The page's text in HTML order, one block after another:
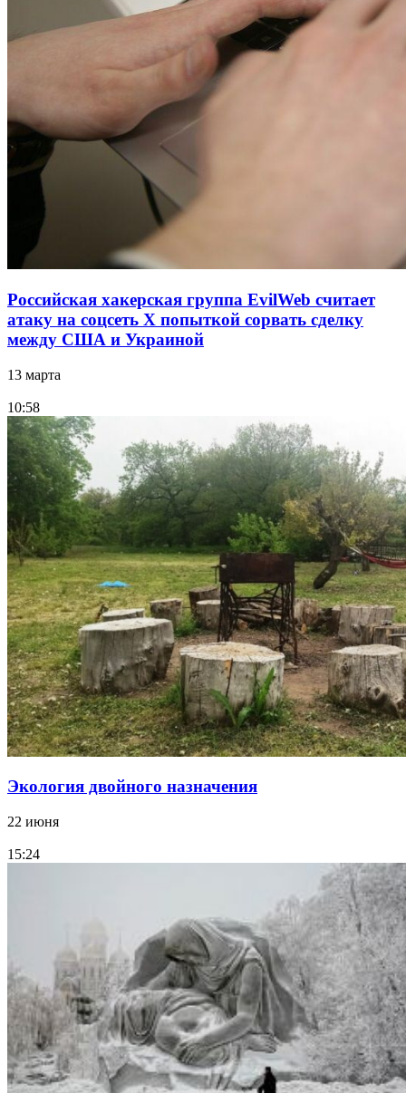
Российская хакерская группа EvilWeb считает
атаку на соцсеть Х попыткой сорвать сделку
между США и Украиной
13 марта
10:58
Экология двойного назначения
22 июня
15:24